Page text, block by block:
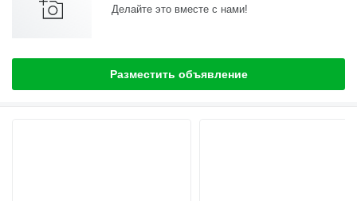
Делайте это вместе с нами!
Разместить объявление